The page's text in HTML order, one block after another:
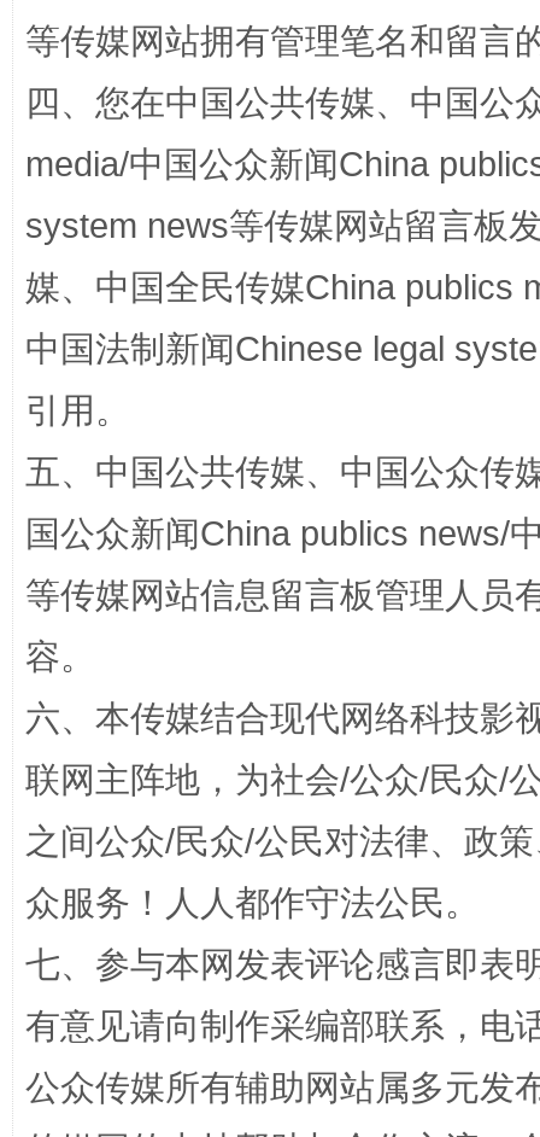
漫山遍野的桃花与雪山、麦地、白藏房 除
招工难、用工荒背后
等传媒网站拥有管理笔名和留言
四、您在中国公共传媒、中国公
media/中国公众新闻China
system news等传媒网站留言板
媒、中国全民传媒China publics
中国法制新闻Chinese legal
引用。
五、中国公共传媒、中国公众传
国公众新闻China publics news/
等传媒网站信息留言板管理人员
容。
六、本传媒结合现代网络科技影
联网主阵地，为社会/公众/民众/
之间公众/民众/公民对法律、政
众服务！人人都作守法公民。
七、参与本网发表评论感言即表
有意见请向制作采编部联系，电
公众传媒所有辅助网站属多元发